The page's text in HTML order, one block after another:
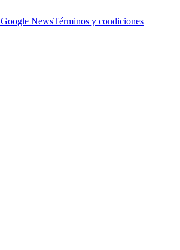
Google NewsTérminos y condiciones